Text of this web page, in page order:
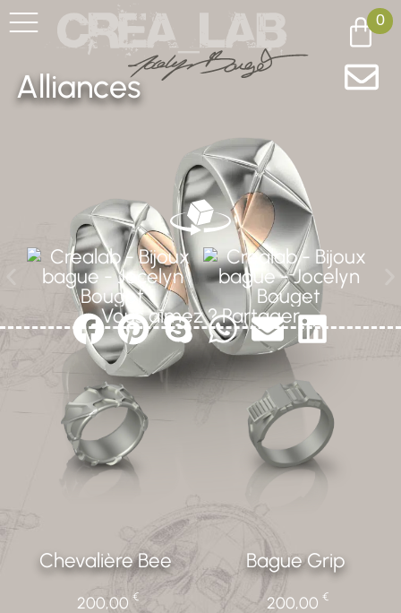
0
Alliances
Vous aimez ? Partager
Chevalière Bee
200,00€
Bague Grip
200,00€